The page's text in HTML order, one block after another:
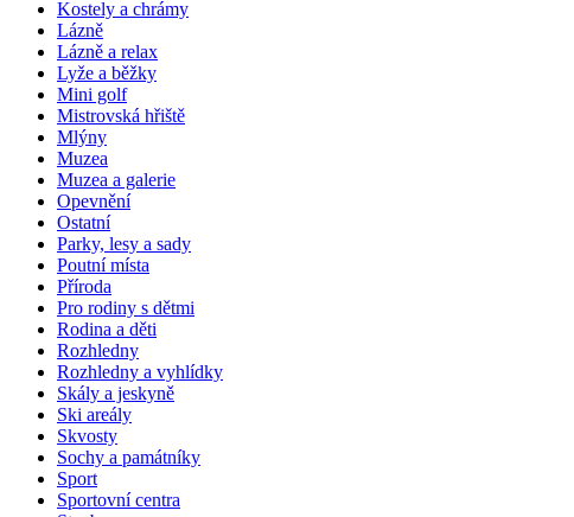
Kostely a chrámy
Lázně
Lázně a relax
Lyže a běžky
Mini golf
Mistrovská hřiště
Mlýny
Muzea
Muzea a galerie
Opevnění
Ostatní
Parky, lesy a sady
Poutní místa
Příroda
Pro rodiny s dětmi
Rodina a děti
Rozhledny
Rozhledny a vyhlídky
Skály a jeskyně
Ski areály
Skvosty
Sochy a památníky
Sport
Sportovní centra